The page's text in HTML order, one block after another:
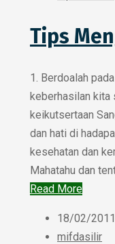
Tips
1. Berdoalah
keberhasilan kita
keikutsertaan
dan hati di
kesehatan dan
Mahatahu dan
Read More
18/02/2011
mifdasilir